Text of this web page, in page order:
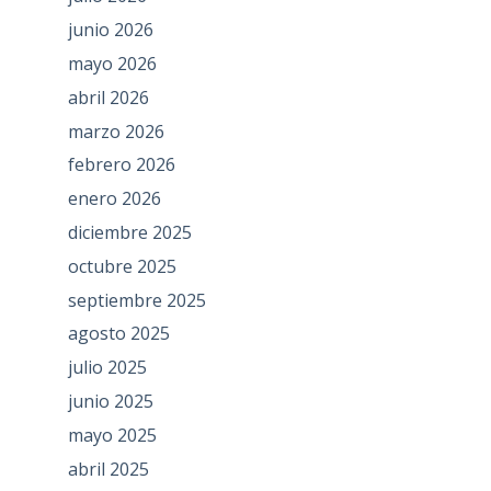
junio 2026
mayo 2026
abril 2026
marzo 2026
febrero 2026
enero 2026
diciembre 2025
octubre 2025
septiembre 2025
agosto 2025
julio 2025
junio 2025
mayo 2025
abril 2025